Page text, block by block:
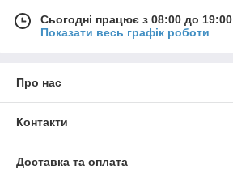
Сьогодні працює з 08:00 до 19:00
Показати весь графік роботи
Про нас
Контакти
Доставка та оплата